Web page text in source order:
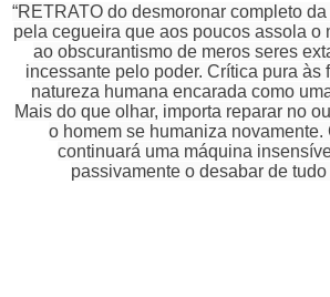
“RETRATO do desmoronar completo
pela cegueira que aos poucos assola o
ao obscurantismo de meros seres
incessante pelo poder. Crítica pura às
natureza humana encarada como
Mais do que olhar, importa reparar no
o homem se humaniza novamente.
continuará uma máquina
passivamente o desabar de tudo